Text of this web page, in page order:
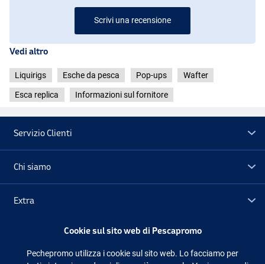
Scrivi una recensione
Vedi altro
Liquirigs Esche da pesca Pop-ups Wafter
Esca replica Informazioni sul fornitore
Servizio Clienti
Chi siamo
Extra
Cookie sul sito web di Pescapromo
Pechepromo utilizza i cookie sul sito web. Lo facciamo per